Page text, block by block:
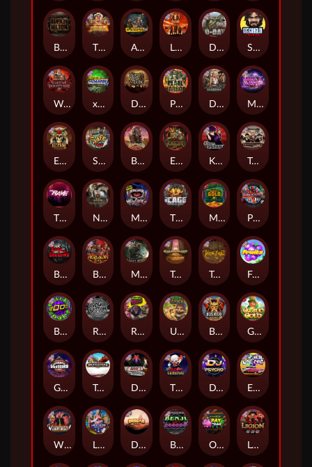
Dead Men Walking
Munchies
Skate or Die
Stockholm Syndrome
Apocalypse Super xNudge
Bangkok Hilton
Nexus Tombstone RIP
Outsourced: Payday
Tombstone No Mercy
Roadkill
Book Of Shadows
Rock Bottom
The Cage
El Pasa Gunfight xNudge
Land of the Free
Brick Snake 2000
Warrior Graveyard xNudge
Monkey's Gold xPays
Little Bighorn
Benji Killed in Vegas
Barbarian Fury
Devil's Crossroad
Tomb of Akhenaten
Dragon Tribe
Evil Goblins xBomb
Gluttony
Legion X
Fruits
Deadwood xNudge
DJ Psycho
Buffalo Hunter
Tombstone
Punk Rocker
Milky Ways
Gaelic Gold
East Coast Vs West Coast
The Creepy Carnival
Pearl Harbor
Whacked
Misery Mining
xWays Hoarder xSplit
Karen Maneater
True kult
Bushido Way xNudge
D Day
The Border
Ugliest Catch
The Rave